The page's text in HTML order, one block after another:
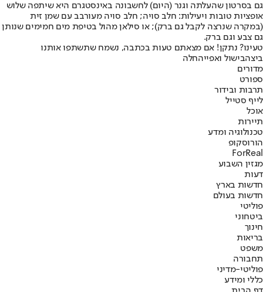
גם בסרטון שהעלתה וגנר (היום) לחשבונה באינסטגרם היא שיתפה שלוש
אופציות טובות ויעילות: חלב סויה; חלב סויה מעורבב עם שמן זית
(במקרה שנרצה לקבל גם ברק); או סילאן מהול בטיפת מים חמימים שנותן
גם צבע וגם ברק.
טעינו? נתקן! אם מצאתם טעות בכתבה, נשמח שתשתפו אותנו
ביצהבישול ואפייהחלה
מדורים
ספורט
תרבות ובידור
לייף סטייל
אוכל
תיירות
טכנולוגיה ומדע
הורוסקופ
ForReal
מגזין השבוע
דעות
חדשות בארץ
חדשות בעולם
פוליטי
ביטחוני
חינוך
בריאות
משפט
תחבורה
פוליטי-מדיני
כללי ומידע